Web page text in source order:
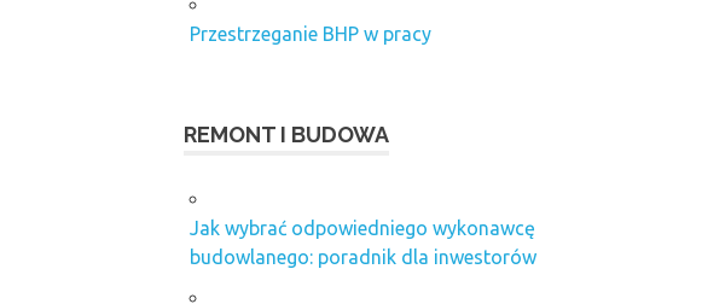
Przestrzeganie BHP w pracy
REMONT I BUDOWA
Jak wybrać odpowiedniego wykonawcę
budowlanego: poradnik dla inwestorów